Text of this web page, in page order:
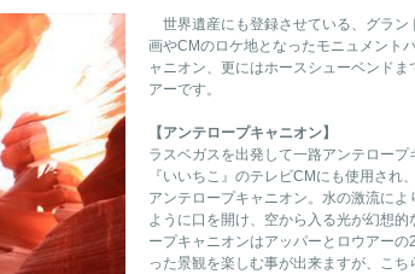
世界遺産にも登録させている、グラン
画やCMのロケ地となったモニュメント
ャニオン、更にはホースシューベンド
アーです。
【アンテロープキャニオン】
ラスベガスを出発して一路アンテロー
『いいちこ』のテレビCMにも使用され
アンテロープキャニオン。水の激流に
ように口を開け、空から入る光が幻想
ープキャニオンはアッパーとロウアー
った景観を楽しむ事が出来ますが、こ